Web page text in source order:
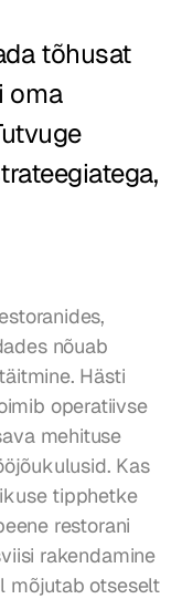
tõhusat
oma
nõuab
Hästi
operatiivse
mehituse
Kas
tipphetke
restorani
rakendamine
mõjutab otseselt